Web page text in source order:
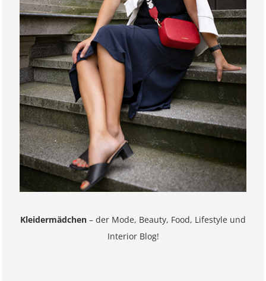
Kleidermädchen – der Mode, Beauty, Food, Lifestyle und
Interior Blog!